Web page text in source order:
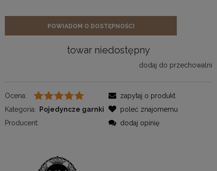
POWIADOM O DOSTĘPNOŚCI
towar niedostępny
dodaj do przechowalni
Ocena:
Kategoria:
Pojedyncze garnki
Producent:
zapytaj o produkt
poleć znajomemu
dodaj opinię